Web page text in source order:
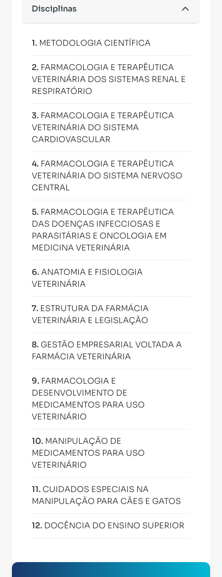
Disciplinas
1. METODOLOGIA CIENTÍFICA
2. FARMACOLOGIA E TERAPÊUTICA
VETERINÁRIA DOS SISTEMAS RENAL E
RESPIRATÓRIO
3. FARMACOLOGIA E TERAPÊUTICA
VETERINÁRIA DO SISTEMA
CARDIOVASCULAR
4. FARMACOLOGIA E TERAPÊUTICA
VETERINÁRIA DO SISTEMA NERVOSO
CENTRAL
5. FARMACOLOGIA E TERAPÊUTICA
DAS DOENÇAS INFECCIOSAS E
PARASITÁRIAS E ONCOLOGIA EM
MEDICINA VETERINÁRIA
6.ANATOMIA E FISIOLOGIA
VETERINÁRIA
7. ESTRUTURA DA FARMÁCIA
VETERINÁRIA E LEGISLAÇÃO
8. GESTÃO EMPRESARIAL VOLTADA A
FARMÁCIA VETERINÁRIA
9. FARMACOLOGIA E
DESENVOLVIMENTO DE
MEDICAMENTOS PARA USO
VETERINÁRIO
10. MANIPULAÇÃO DE
MEDICAMENTOS PARA USO
VETERINÁRIO
11. CUIDADOS ESPECIAIS NA
MANIPULAÇÃO PARA CÃES E GATOS
12. DOCÊNCIA DO ENSINO SUPERIOR